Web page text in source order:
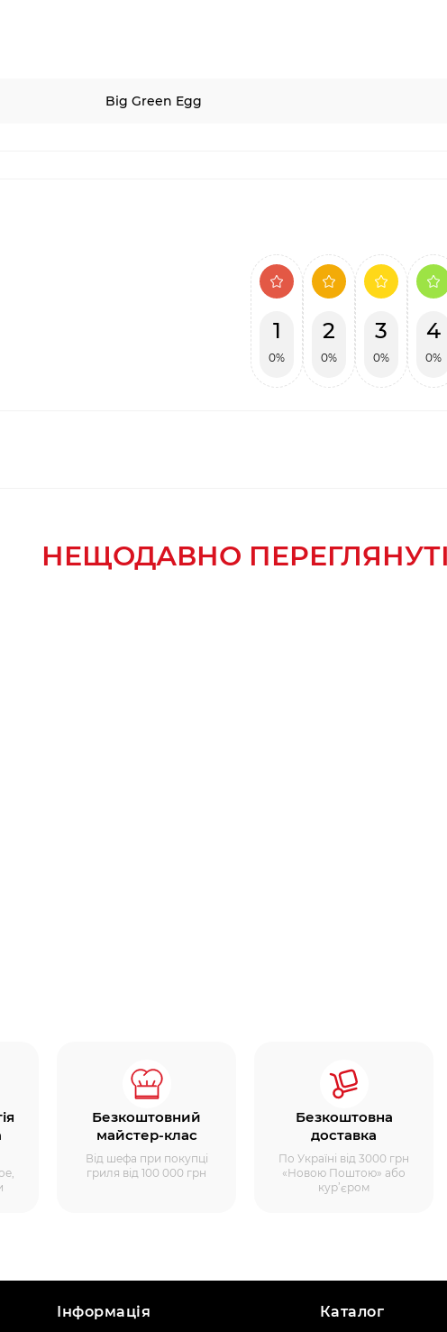
Big Green Egg
1
0%
2
0%
3
0%
4
0%
НЕЩОДАВНО
Безкоштовний
майстер-клас
Від шефа при покупці
гриля від 100 000 грн
Безкоштовна
доставка
По Україні від 3000 грн
«Новою Поштою» або
кур’єром
Інформація Каталог